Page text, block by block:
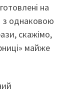
на
з однаковою
скажімо,
майже